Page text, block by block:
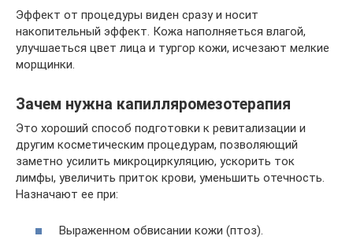
Эффект от процедуры виден сразу и носит
накопительный эффект. Кожа наполняеться влагой,
улучшаеться цвет лица и тургор кожи, исчезают мелкие
морщинки.
Зачем нужна капилляромезотерапия
Это хороший способ подготовки к ревитализации и
другим косметическим процедурам, позволяющий
заметно усилить микроциркуляцию, ускорить ток
лимфы, увеличить приток крови, уменьшить отечность.
Назначают ее при:
Выраженном обвисании кожи (птоз).